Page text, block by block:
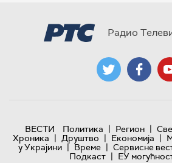
Радио
ВЕСТИ Политика | Регион |
Хроника | Друштво | Економија |
у Украјини | Време | Сервисне
Подкаст | ЕУ